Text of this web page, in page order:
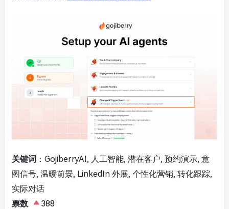
关键词 ：GojiberryAI, 人工智能, 潜在客户, 预约演示, 意
图信号, 温暖前景, LinkedIn 外展, 个性化营销, 转化跟踪,
实际对话
票数:
388